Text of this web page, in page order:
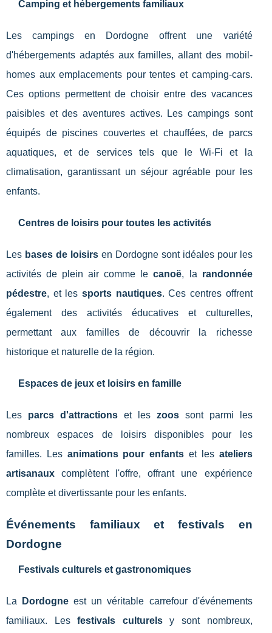
Camping et hébergements familiaux
Les campings en Dordogne offrent une variété
d'hébergements adaptés aux familles, allant des mobil-
homes aux emplacements pour tentes et camping-cars.
Ces options permettent de choisir entre des vacances
paisibles et des aventures actives. Les campings sont
équipés de piscines couvertes et chauffées, de parcs
aquatiques, et de services tels que le Wi-Fi et la
climatisation, garantissant un séjour agréable pour les
enfants.
Centres de loisirs pour toutes les activités
Les bases de loisirsen Dordogne sont idéales pour les
activités de plein air comme lecanoë, la randonnée
pédestre, et les sports nautiques. Ces centres offrent
également des activités éducatives et culturelles,
permettant aux familles de découvrir la richesse
historique et naturelle de la région.
Espaces de jeux et loisirs en famille
Les parcs d'attractionset les zoossont parmi les
nombreux espaces de loisirs disponibles pour les
familles. Les animations pour enfants et les ateliers
artisanaux complètent l'offre, offrant une expérience
complète et divertissante pour les enfants.
Événements familiaux et festivals en
Dordogne
Festivals culturels et gastronomiques
La Dordogne est un véritable carrefour d'événements
familiaux. Lesfestivals culturelsy sont nombreux,